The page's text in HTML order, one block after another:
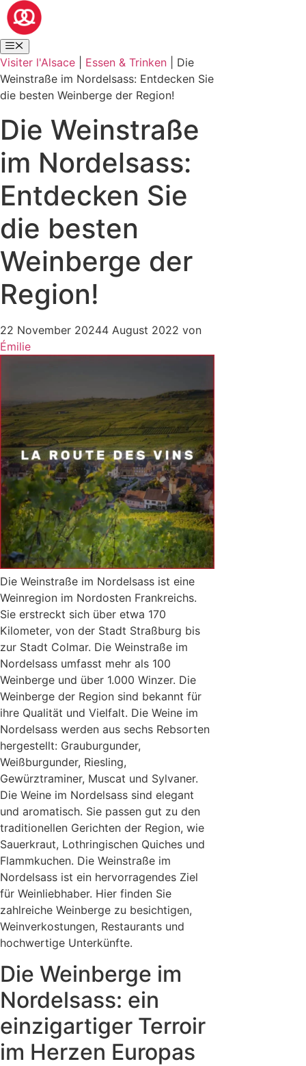
Visiter l'Alsace Essen & Trinken
Die
Weinstraße im Nordelsass: Entdecken Sie
die besten Weinberge der Region!
Die Weinstraße
im Nordelsass:
Entdecken Sie
die besten
Weinberge der
Region!
22 November 20244 August 2022 von
Émilie
Die Weinstraße im Nordelsass ist eine
Weinregion im Nordosten Frankreichs.
Sie erstreckt sich über etwa 170
Kilometer, von der Stadt Straßburg bis
zur Stadt Colmar. Die Weinstraße im
Nordelsass umfasst mehr als 100
Weinberge und über 1.000 Winzer. Die
Weinberge der Region sind bekannt für
ihre Qualität und Vielfalt. Die Weine im
Nordelsass werden aus sechs Rebsorten
hergestellt: Grauburgunder,
Weißburgunder, Riesling,
Gewürztraminer, Muscat und Sylvaner.
Die Weine im Nordelsass sind elegant
und aromatisch. Sie passen gut zu den
traditionellen Gerichten der Region, wie
Sauerkraut, Lothringischen Quiches und
Flammkuchen. Die Weinstraße im
Nordelsass ist ein hervorragendes Ziel
für Weinliebhaber. Hier finden Sie
zahlreiche Weinberge zu besichtigen,
Weinverkostungen, Restaurants und
hochwertige Unterkünfte.
Die Weinberge im
Nordelsass: ein
einzigartiger Terroir
im Herzen Europas